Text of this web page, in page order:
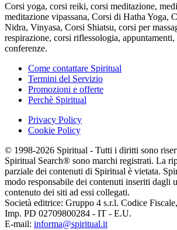
Corsi yoga, corsi reiki, corsi meditazione,
meditazione vipassana, Corsi di Hatha Yoga,
Nidra, Vinyasa, Corsi Shiatsu, corsi per
respirazione, corsi riflessologia,
conferenze.
Come contattare Spiritual
Termini del Servizio
Promozioni e offerte
Perchè Spiritual
Privacy Policy
Cookie Policy
© 1998-2026 Spiritual - Tutti i diritti sono
Spiritual Search® sono marchi registrati. La
parziale dei contenuti di Spiritual è vietata.
modo responsabile dei contenuti inseriti dagli
contenuto dei siti ad essi collegati.
Società editrice: Gruppo 4 s.r.l. Codice
Imp. PD 02709800284 - IT - E.U.
E-mail: informa@spiritual.it